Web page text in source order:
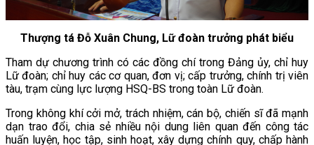
Thượng tá Đỗ Xuân Chung, Lữ đoàn trưởng phát biểu
Tham dự chương trình có các đồng chí trong Đảng ủy, chỉ huy
Lữ đoàn; chỉ huy các cơ quan, đơn vị; cấp trưởng, chính trị viên
tàu, trạm cùng lực lượng HSQ-BS trong toàn Lữ đoàn.
Trong không khí cởi mở, trách nhiệm, cán bộ, chiến sĩ đã mạnh
dạn trao đổi, chia sẻ nhiều nội dung liên quan đến công tác
huấn luyện, học tập, sinh hoạt, xây dựng chính quy, chấp hành